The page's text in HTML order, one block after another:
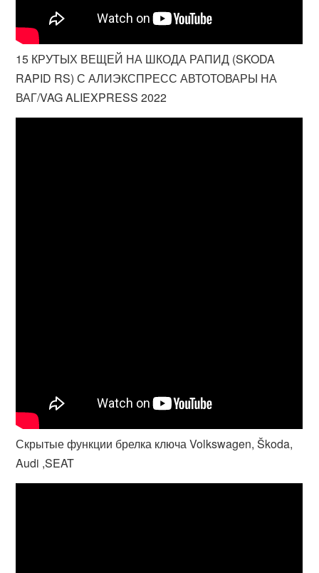
15 КРУТЫХ ВЕЩЕЙ НА ШКОДА РАПИД (SKODA
RAPID RS) С АЛИЭКСПРЕСС АВТОТОВАРЫ НА
ВАГ/VAG ALIEXPRESS 2022
Скрытые функции брелка ключа Volkswagen, Škoda,
Audi ,SEAT